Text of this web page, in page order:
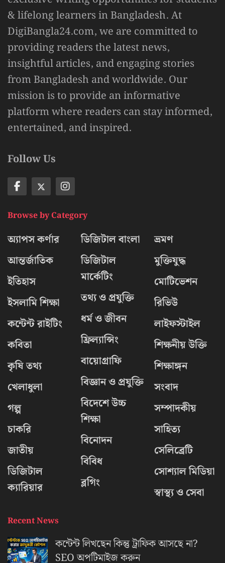
& lifelong learners in Bangladesh. At
DigiBangla24.com, we are committed to
providing readers the latest news,
insightful articles, and engaging stories
from Bangladesh and worldwide. Our
mission is to provide an informative
platform where readers can stay informed,
entertained, and inspired.
Follow Us
Browse by Category
অ্যাপস কর্ণার
আন্তর্জাতিক
ইতিহাস
ইসলামি শিক্ষা
কন্টেন্ট রাইটিং
কবিতা
কৃষি তথ্য
খেলাধুলা
গল্প
চাকরি
জাতীয়
ডিজিটাল
ক্যারিয়ার
ডিজিটাল বাংলা
ডিজিটাল
মার্কেটিং
তথ্য ও প্রযুক্তি
ধর্ম ও জীবন
ফ্রিল্যান্সিং
বায়োগ্রাফি
বিজ্ঞান ও প্রযুক্তি
বিদেশে উচ্চ
শিক্ষা
বিনোদন
বিবিধ
ব্লগিং
ভ্রমণ
মুক্তিযুদ্ধ
মোটিভেশন
রিভিউ
লাইফস্টাইল
শিক্ষনীয় উক্তি
শিক্ষাঙ্গন
সংবাদ
সম্পাদকীয়
সাহিত্য
সেলিব্রেটি
সোশ্যাল মিডিয়া
স্বাস্থ্য ও সেবা
Recent News
কন্টেন্ট লিখছেন কিন্তু ট্রাফিক আসছে না?
‍SEO অপটিমাইজ করুন